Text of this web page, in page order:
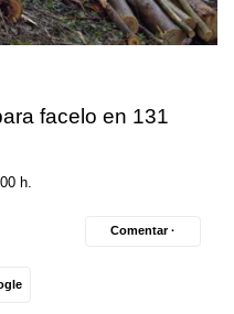
facelo en 131
h.
Comentar ·